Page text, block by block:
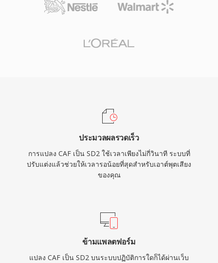
ประมวลผลรวดเร็ว
การแปลง CAF เป็น SD2 ใช้เวลาเพียงไม่กี่วินาที ระบบที่
ปรับแต่งแล้วช่วยให้เวลารอน้อยที่สุดสำหรับเอาต์พุตเสียง
ของคุณ
ข้ามแพลตฟอร์ม
แปลง CAF เป็น SD2 บนระบบปฏิบัติการใดก็ได้ผ่านเว็บ